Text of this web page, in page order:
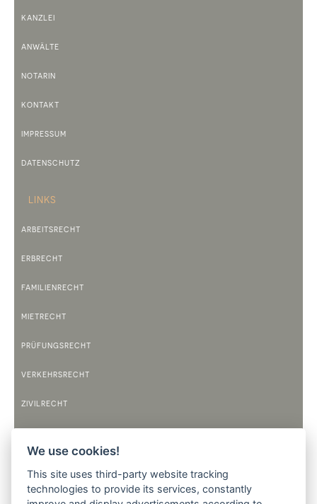
KANZLEI
ANWÄLTE
NOTARIN
KONTAKT
IMPRESSUM
DATENSCHUTZ
LINKS
ARBEITSRECHT
ERBRECHT
FAMILIENRECHT
MIETRECHT
PRÜFUNGSRECHT
VERKEHRSRECHT
ZIVILRECHT
9:00 BIS 12:00 UHR
We use cookies!
This site uses third-party website tracking
technologies to provide its services, constantly